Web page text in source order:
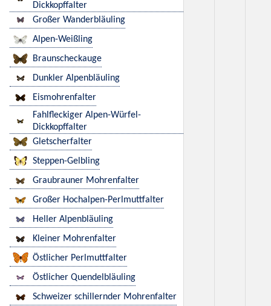
Dickkopffalter
Großer Wanderbläuling
Alpen-Weißling
Braunscheckauge
Dunkler Alpenbläuling
Eismohrenfalter
Fahlfleckiger Alpen-Würfel-
Dickkopffalter
Gletscherfalter
Steppen-Gelbling
Graubrauner Mohrenfalter
Großer Hochalpen-Perlmuttfalter
Heller Alpenbläuling
Kleiner Mohrenfalter
Östlicher Perlmuttfalter
Östlicher Quendelbläuling
Schweizer schillernder Mohrenfalter